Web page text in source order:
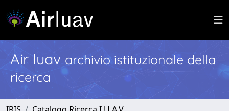
Air Iuav archivio istituzionale della
ricerca